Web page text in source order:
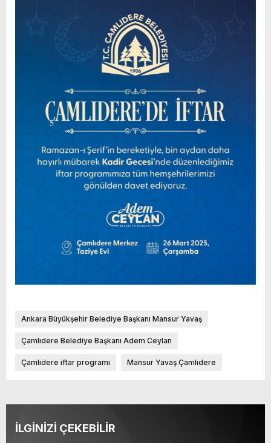
Ankara Büyükşehir Belediye Başkanı Mansur Yavaş
Çamlıdere Belediye Başkanı Adem Ceylan
Çamlıdere iftar programı Mansur Yavaş Çamlıdere
İLGİNİZİ ÇEKEBİLİR